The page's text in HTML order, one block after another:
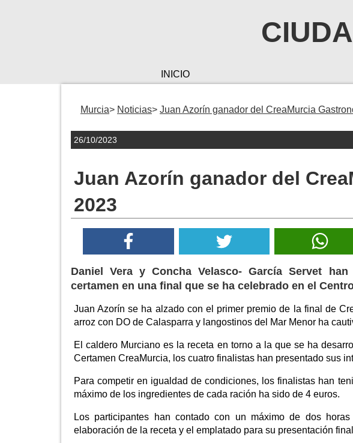
INICIO
Murcia Noticias Juan Azorín ganador del CreaMurcia
26/10/2023
Juan Azorín ganador del
2023
Daniel Vera y Concha Velasco- García Servet
certamen en una final que se ha celebrado en el
Juan Azorín se ha alzado con el primer premio de la final de
arroz con DO de Calasparra y langostinos del Mar Menor ha
El caldero Murciano es la receta en torno a la que se ha
Certamen CreaMurcia, los cuatro finalistas han presentado sus
Para competir en igualdad de condiciones, los finalistas han
máximo de los ingredientes de cada ración ha sido de 4 euros.
Los participantes han contado con un máximo de dos
elaboración de la receta y el emplatado para su presentación